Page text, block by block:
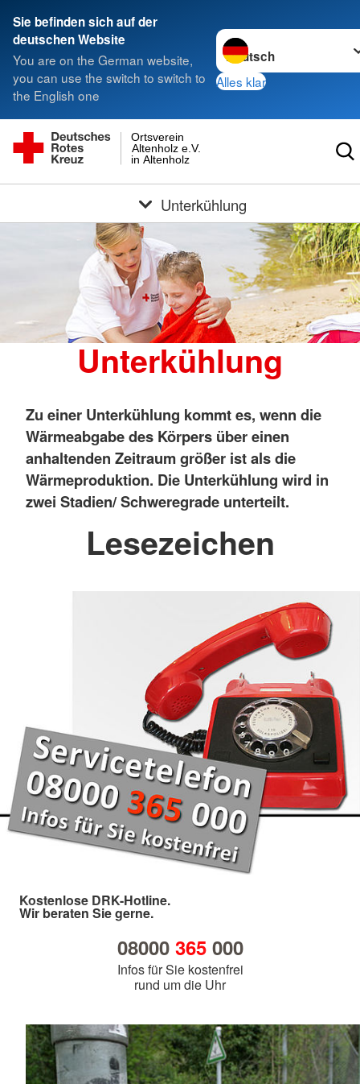
Sie befinden sich auf der
deutschen Website
You are on the German website,
you can use the switch to switch to
the English one
Sprache wechseln zu
Alles klar
in Altenholz
Altenholz e.V.
Ortsverein
Unterkühlung
Unterkühlung
Zu einer Unterkühlung kommt es, wenn die
Wärmeabgabe des Körpers über einen
anhaltenden Zeitraum größer ist als die
Wärmeproduktion. Die Unterkühlung wird in
zwei Stadien/ Schweregrade unterteilt.
Lesezeichen
Kostenlose DRK-Hotline.
Wir beraten Sie gerne.
08000 365000
Infos für Sie kostenfrei
rund um die Uhr